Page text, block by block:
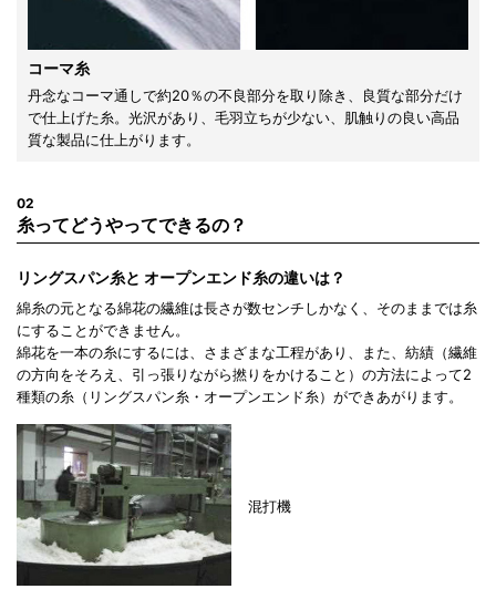
コーマ糸
丹念なコーマ通しで約20％の不良部分を取り除き、良質な部分だけ
で仕上げた糸。光沢があり、毛羽立ちが少ない、肌触りの良い高品
質な製品に仕上がります。
02
糸ってどうやってできるの？
リングスパン糸と オープンエンド糸の違いは？
綿糸の元となる綿花の繊維は長さが数センチしかなく、そのままでは糸
にすることができません。
綿花を一本の糸にするには、さまざまな工程があり、また、紡績（繊維
の方向をそろえ、引っ張りながら撚りをかけること）の方法によって2
種類の糸（リングスパン糸・オープンエンド糸）ができあがります。
混打機